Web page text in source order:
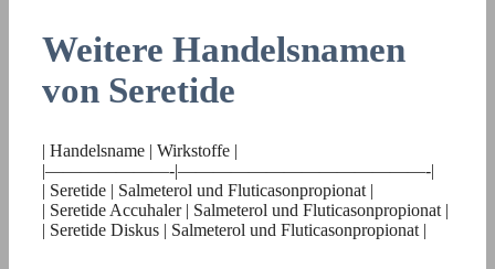
Weitere Handelsnamen
von Seretide
| Handelsname | Wirkstoffe |
|———————-|——————————————-|
| Seretide | Salmeterol und Fluticasonpropionat |
| Seretide Accuhaler | Salmeterol und Fluticasonpropionat |
| Seretide Diskus | Salmeterol und Fluticasonpropionat |